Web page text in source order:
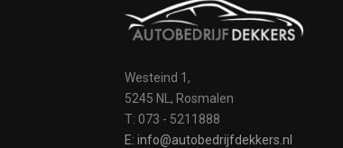
Westeind 1,
5245 NL, Rosmalen
T: 073 - 5211888
E: info@autobedrijfdekkers.nl